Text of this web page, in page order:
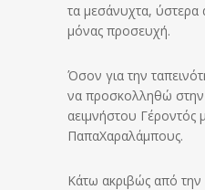
τα μεσάνυχτα,
μόνας προσευχή.
Όσον για την
να προσκολληθώ
αειμνήστου Γέροντός
ΠαπαΧαραλάμπους.
Κάτω ακριβώς από